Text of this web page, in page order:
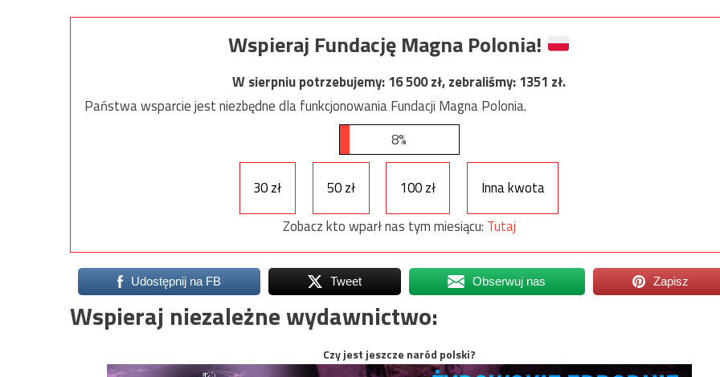
Wspieraj Fundację Magna Polonia!
W sierpniu potrzebujemy:16 500zł, zebraliśmy:1351 zł.
Państwa wsparcie jest niezbędne dla funkcjonowania Fundacji Magna Polonia.
8%
30 zł 50 zł 100 zł
Inna kwota
Zobacz kto wparł nas tym miesiącu: Tutaj
Udostępnij na FB Tweet Obserwuj nas Zapisz
Wspieraj niezależne wydawnictwo:
Czy jest jeszcze naród polski?